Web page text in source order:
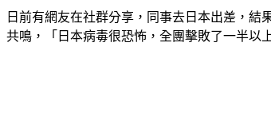
日前有網友在社群分享，同事去日本出差，
共鳴，「日本病毒很恐怖，全團擊敗了一半以